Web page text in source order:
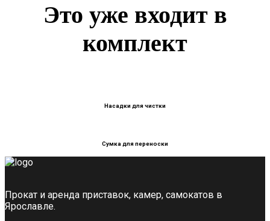
Это уже входит в
комплект
Насадки для чистки
Сумка для переноски
Прокат и аренда приставок, камер, самокатов в
Ярославле.